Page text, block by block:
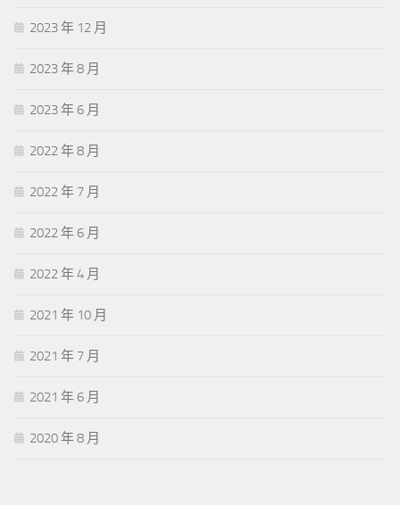
2023 年 12 月
2023 年 8 月
2023 年 6 月
2022 年 8 月
2022 年 7 月
2022 年 6 月
2022 年 4 月
2021 年 10 月
2021 年 7 月
2021 年 6 月
2020 年 8 月